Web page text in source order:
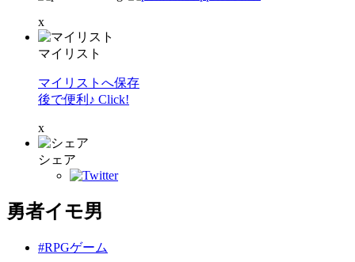
x
マイリスト
マイリストへ保存
後で便利♪ Click!
x
シェア
勇者イモ男
#RPGゲーム